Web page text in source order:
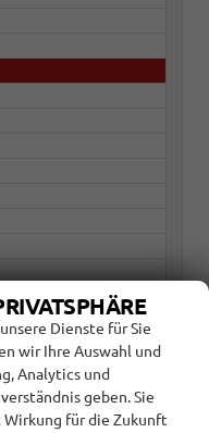
Dienste für Sie
wir Ihre Auswahl und
Analytics und
geben. Sie
für die Zukunft